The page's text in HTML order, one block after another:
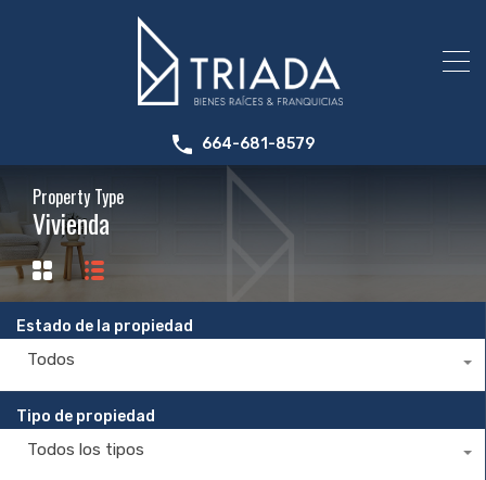
664-681-8579
Property Type
Vivienda
Estado de la propiedad
Todos
Tipo de propiedad
Todos los tipos